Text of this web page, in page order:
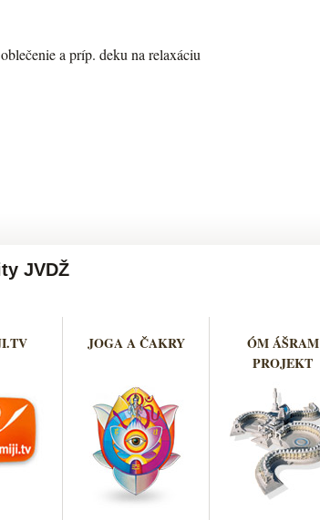
a príp. deku na relaxáciu
JVDŽ
JOGA A ČAKRY
ÓM ÁŠRAM
PROJEKT